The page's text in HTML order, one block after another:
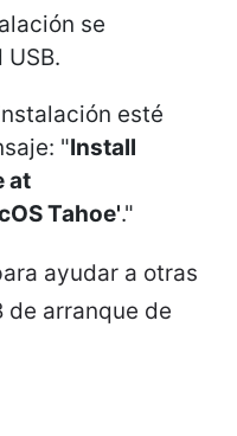
se
esté
"Install
at
Tahoe'."
ayudar a otras
de arranque de